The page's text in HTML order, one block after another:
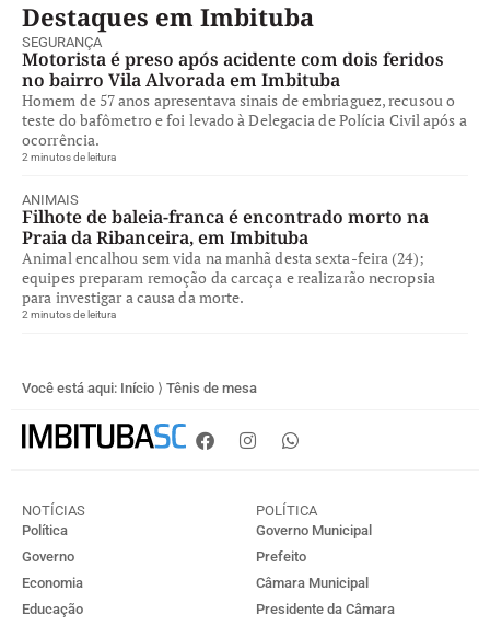
Destaques em Imbituba
SEGURANÇA
Motorista é preso após acidente com dois feridos
no bairro Vila Alvorada em Imbituba
Homem de 57 anos apresentava sinais de embriaguez, recusou o
teste do bafômetro e foi levado à Delegacia de Polícia Civil após a
ocorrência.
2 minutos de leitura
ANIMAIS
Filhote de baleia-franca é encontrado morto na
Praia da Ribanceira, em Imbituba
Animal encalhou sem vida na manhã desta sexta-feira (24);
equipes preparam remoção da carcaça e realizarão necropsia
para investigar a causa da morte.
2 minutos de leitura
Você está aqui: Início ⟩ Tênis de mesa
NOTÍCIAS
Política
Governo
Economia
Educação
POLÍTICA
Governo Municipal
Prefeito
Câmara Municipal
Presidente da Câmara